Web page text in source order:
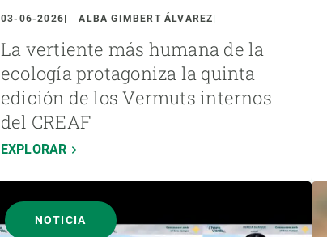
03-06-2026 ALBA GIMBERT ÁLVAREZ
La vertiente más humana de la
ecología protagoniza la quinta
edición de los Vermuts internos
del CREAF
EXPLORAR
NOTICIA